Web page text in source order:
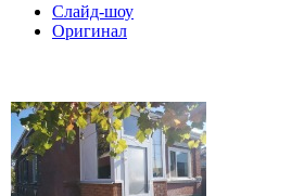
Слайд-шоу
Оригинал